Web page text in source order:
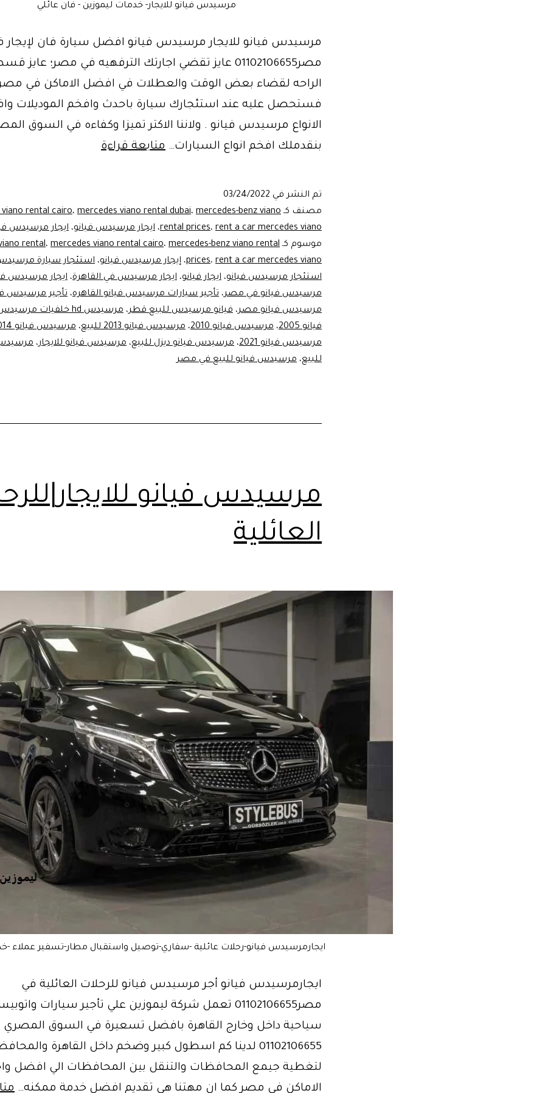
مرسيدس فيانو للايجار- خدمات ليموزين - فان عائلي
مرسيدس فيانو للايجار مرسيدس فيانو افضل سيارة فان لإيجار
مصر01102106655 عايز تقضي اجارتك الترفهيه في مصر؛
الراحه لقضاء بعض الوقت والعطلات في افضل الاماكن في
فستحصل عليه عند استئجارك سيارة باحدث وافخم الموديلات
الانواع مرسيدس فيانو . ولاننا الاكتر تميزا وكفاءه في السوق
بنقدملك افخم انواع السيارات… متابعة قراءة
مرسيدس
فيانو
للايجار-
ليموزين
مصر
تم النشر في 03/24/2022
مصنف كـ
rental cairo، mercedes viano rental dubai، mercedes-benz viano
rental prices، rent a car mercedes viano ، ايجار مرسيدس فيانو، ايجار مرسيدس
موسوم كـ
rental، mercedes viano rental cairo، mercedes-benz viano rental
prices، rent a car mercedes viano ، إيجار مرسيدس فيانو، استئجار سيارة
استئجار مرسيدس فيانو، ايجار فيانو، ايجار مرسيدس في القاهرة، ايجار مرسيدس
مرسيدس فيانو في مصر، تأجير سيارات مرسيدس فيانو القاهره، تأجير مرسيدس
مرسيدس فيانو مصر، فيانو مرسيدس للبيع قطر، مرسيدس hd خلفيات مرسيدس
فيانو 2005
، مرسيدس فيانو 2010 ، مرسيدس فيانو 2013 للبيع ، مرسيدس فيانو 2014
مرسيدس فيانو 2021
، مرسيدس فيانو ديزل للبيع، مرسيدس فيانو للايجار،
للبيع، مرسيدس فيانو للبيع في مصر
مرسيدس فيانو
العائلية
ايجارمرسيدس فيانو-رحلات عائلية -سفاري-توصيل واستقبال مطار-تسفير عملاء -
ايجارمرسيدس فيانو أجر مرسيدس فيانو للرحلات العائلية في
مصر01102106655 تعمل شركة ليموزين علي تأجير سيارات
سياحية داخل وخارج القاهرة بافضل تسعيرة في السوق المصري
01102106655 لدينا كم اسطول كبير وضخم داخل القاهرة
لتغطية جيمع المحافظات والتنقل بين المحافظات الي افضل
الاماكن في مصر كما ان مهتنا هي تقديم افضل خدمة ممكنه…